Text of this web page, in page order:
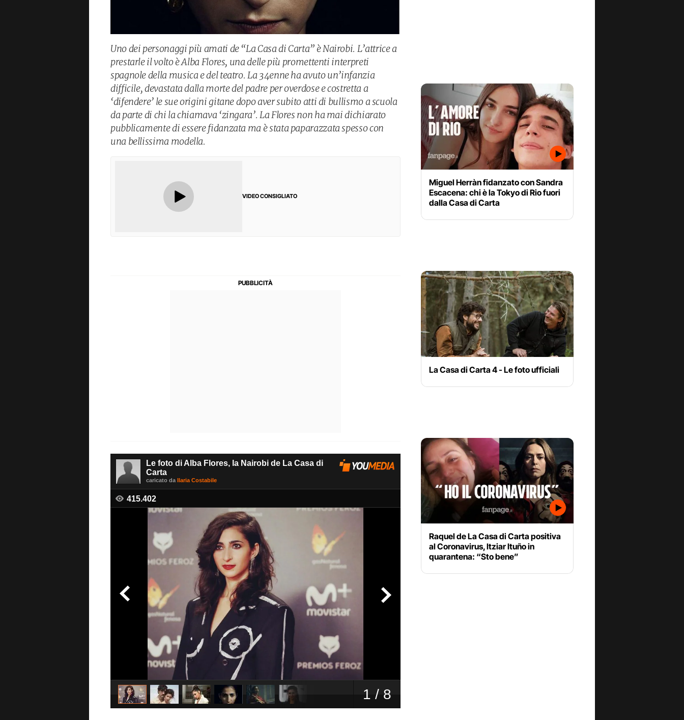
Uno dei personaggi più amati de “La Casa di Carta” è Nairobi. L’attrice a
prestarle il volto è Alba Flores, una delle più promettenti interpreti
spagnole della musica e del teatro. La 34enne ha avuto un’infanzia
difficile, devastata dalla morte del padre per overdose e costretta a
‘difendere’ le sue origini gitane dopo aver subito atti di bullismo a scuola
da parte di chi la chiamava ‘zingara’. La Flores non ha mai dichiarato
pubblicamente di essere fidanzata ma è stata paparazzata spesso con
una bellissima modella.
VIDEO CONSIGLIATO
Miguel Herràn fidanzato con Sandra
Escacena: chi è la Tokyo di Rio fuori
dalla Casa di Carta
La Casa di Carta 4 - Le foto ufficiali
Raquel de La Casa di Carta positiva
al Coronavirus, Itziar Ituño in
quarantena: “Sto bene”